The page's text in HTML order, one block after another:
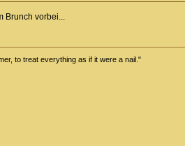
Brunch vorbei...
to treat everything as if it were a nail."